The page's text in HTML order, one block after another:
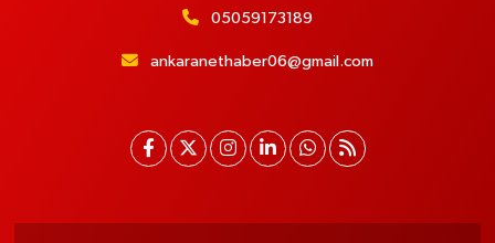
05059173189
ankaranethaber06@gmail.com